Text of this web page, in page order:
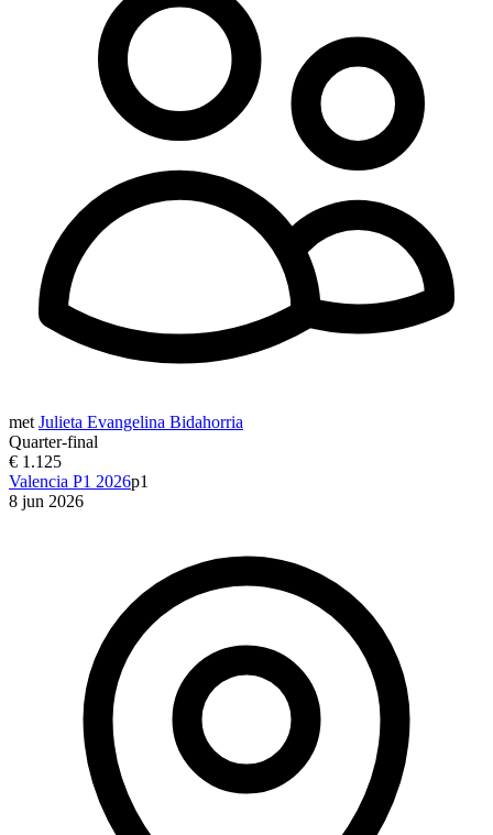
met Julieta Evangelina Bidahorria
Quarter-final
€ 1.125
Valencia P1 2026p1
8 jun 2026